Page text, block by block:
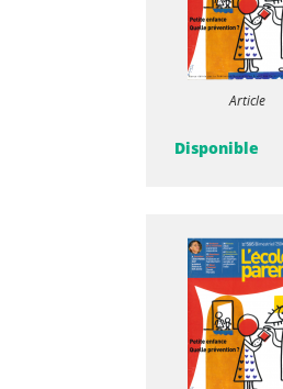
Article
Disponible